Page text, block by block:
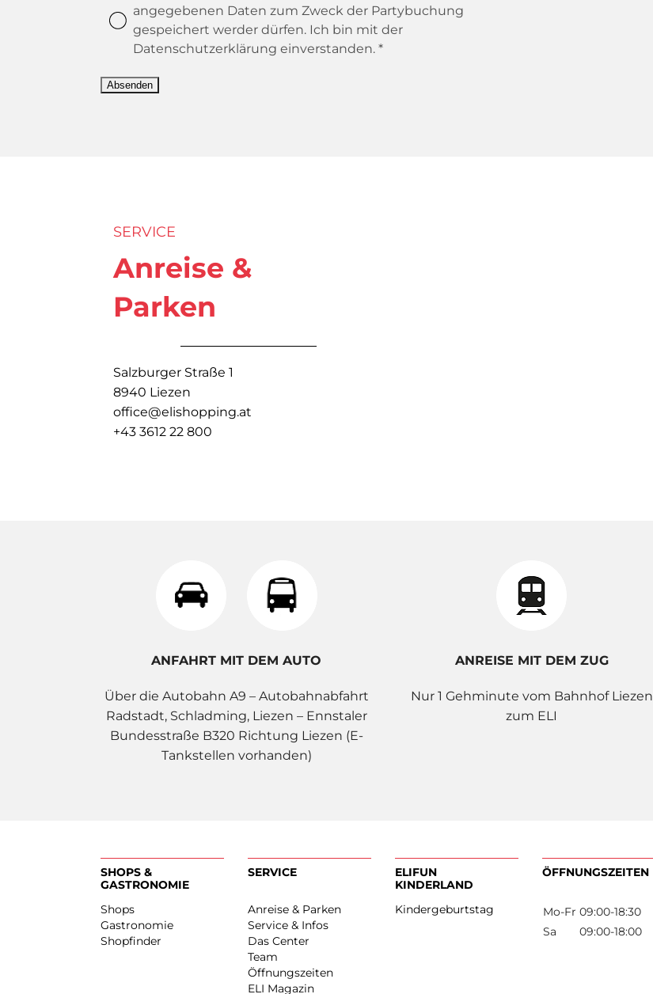
angegebenen Daten zum Zweck der Partybuchung
gespeichert werder dürfen. Ich bin mit der
Datenschutzerklärung einverstanden. *
SERVICE
Anreise &
Parken
Salzburger Straße 1
8940 Liezen
office@elishopping.at
+43 3612 22 800
ANFAHRT MIT DEM AUTO
Über die Autobahn A9 – Autobahnabfahrt
Radstadt, Schladming, Liezen – Ennstaler
Bundesstraße B320 Richtung Liezen (E-
Tankstellen vorhanden)
ANREISE MIT DEM ZUG
Nur 1 Gehminute vom Bahnhof Liezen
zum ELI